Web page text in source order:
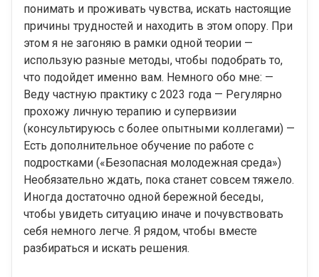
понимать и проживать чувства, искать настоящие
причины трудностей и находить в этом опору. При
этом я не загоняю в рамки одной теории —
использую разные методы, чтобы подобрать то,
что подойдет именно вам. Немного обо мне: —
Веду частную практику с 2023 года — Регулярно
прохожу личную терапию и супервизии
(консультируюсь с более опытными коллегами) —
Есть дополнительное обучение по работе с
подростками («Безопасная молодежная среда»)
Необязательно ждать, пока станет совсем тяжело.
Иногда достаточно одной бережной беседы,
чтобы увидеть ситуацию иначе и почувствовать
себя немного легче. Я рядом, чтобы вместе
разбираться и искать решения.